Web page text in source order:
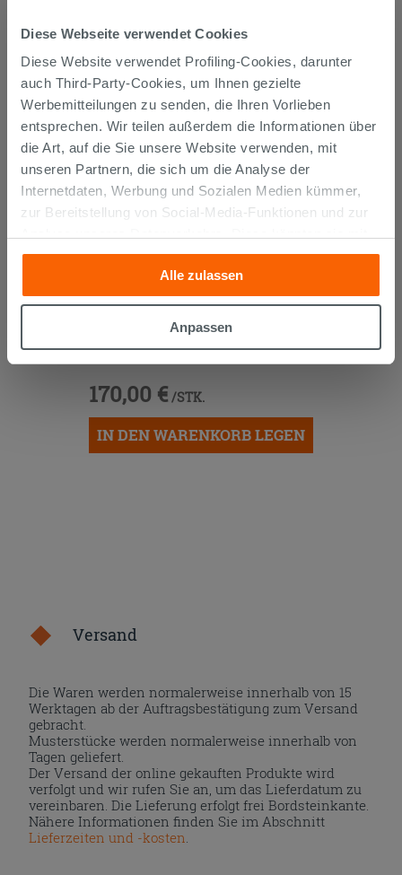
Diese Webseite verwendet Cookies
Diese Website verwendet Profiling-Cookies, darunter
auch Third-Party-Cookies, um Ihnen gezielte
Werbemitteilungen zu senden, die Ihren Vorlieben
entsprechen. Wir teilen außerdem die Informationen über
die Art, auf die Sie unsere Website verwenden, mit
unseren Partnern, die sich um die Analyse der
Internetdaten, Werbung und Sozialen Medien kümmer,
zur Bereitstellung von Social-Media-Funktionen und zur
anderen Informationen, die Sie ihnen geliefert haben oder
die sie aufgrund Ihrer Verwendung ihrer Dienste
gesammelt haben, kombinieren. Falls Sie mehr wissen
möchten oder Ihre Zustimmung zu allen oder einigen
Zustimmung kann durch Klicken auf die Schaltfläche
„Cookies akzeptieren“ gegeben werden. Wenn Sie auf
die Schaltfläche "X" klicken, können Sie das Surfen erst
nach der Installation der technischen Cookies fortsetzen.
Alle zulassen
Anpassen
KUNDEN, DIE DIESEN ARTIKEL
GEKAUFT HABEN, KAUFTEN
AUCH...
OFFENES FACH TRENDY 25x51xH25
cm BELGRAVIA
170,00 € /STK.
IN DEN WARENKORB LEGEN
Versand
Die Waren werden normalerweise innerhalb von 15
Werktagen ab der Auftragsbestätigung zum Versand
gebracht.
Musterstücke werden normalerweise innerhalb von
Tagen geliefert.
Der Versand der online gekauften Produkte wird
verfolgt und wir rufen Sie an, um das Lieferdatum zu
vereinbaren. Die Lieferung erfolgt frei Bordsteinkante.
Nähere Informationen finden Sie im Abschnitt
Lieferzeiten und -kosten